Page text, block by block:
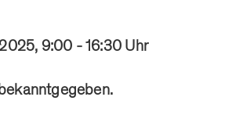
9:00 - 16:30 Uhr